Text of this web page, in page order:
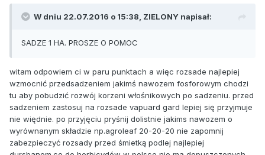
W dniu 22.07.2016 o 15:38, ZIELONY napisał:
SADZE 1 HA. PROSZE O POMOC
witam odpowiem ci w paru punktach a więc rozsade najlepiej
wzmocnić przedsadzeniem jakimś nawozem fosforowym chodzi
tu aby pobudzić rozwój korzeni włośnikowych po sadzeniu. przed
sadzeniem zastosuj na rozsade vapuard gard lepiej się przyjmuje
nie więdnie. po przyjęciu pryśnij dolistnie jakims nawozem o
wyrównanym składzie np.agroleaf 20-20-20 nie zapomnij
zabezpieczyć rozsady przed śmietką podlej najlepiej